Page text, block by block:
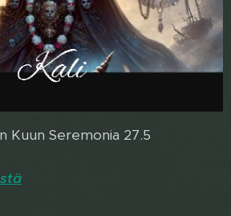
Kuun Seremonia 27.5